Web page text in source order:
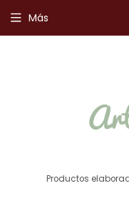
Productos
Más